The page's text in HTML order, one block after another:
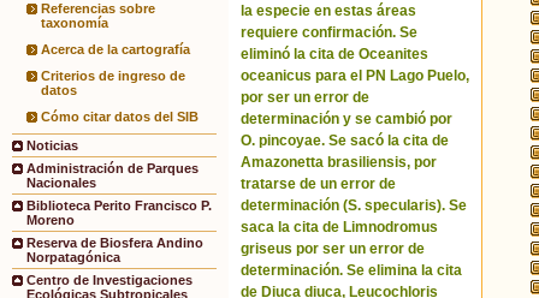
Referencias sobre
taxonomía
Acerca de la cartografía
Criterios de ingreso de
datos
Cómo citar datos del SIB
Noticias
Administración de Parques
Nacionales
Biblioteca Perito Francisco P.
Moreno
Reserva de Biosfera Andino
Norpatagónica
Centro de Investigaciones
Ecológicas Subtropicales
la especie en estas áreas
requiere confirmación. Se
eliminó la cita de Oceanites
oceanicus para el PN Lago Puelo,
por ser un error de
determinación y se cambió por
O. pincoyae. Se sacó la cita de
Amazonetta brasiliensis, por
tratarse de un error de
determinación (S. specularis). Se
saca la cita de Limnodromus
griseus por ser un error de
determinación. Se elimina la cita
de Diuca diuca, Leucochloris